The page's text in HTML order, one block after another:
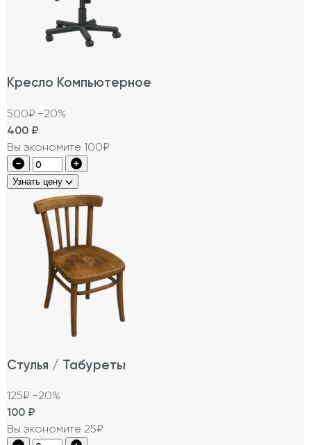
Кресло Компьютерное
500₽ −20%
400 ₽
Вы экономите 100₽
Узнать цену
Стулья / Табуреты
125₽ −20%
100 ₽
Вы экономите 25₽